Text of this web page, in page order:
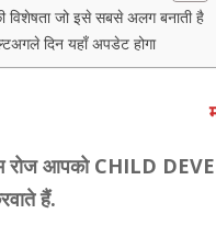
विशेषता जो इसे सबसे अलग बनाती है
दिन यहाँ अपडेट होगा
रोज आपको CHILD
हैं.